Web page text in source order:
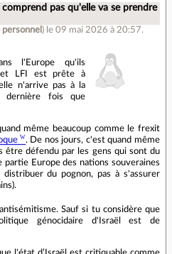
comprend pas qu'elle va se prendre
) le 09 mai 2026 à 20:57.
l'Europe qu'ils
et LFI est prête à
n'arrive pas à la
dernière fois que
même beaucoup comme le frexit
. De nos jours, c'est quand même
être défendu par les gens qui sont du
partie Europe des nations souveraines
du pognon, pas à s'assurer
Sauf si tu considère que
génocidaire d'Israël est de